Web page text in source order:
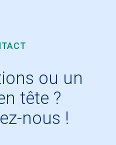
ou un
tête ?
nous !